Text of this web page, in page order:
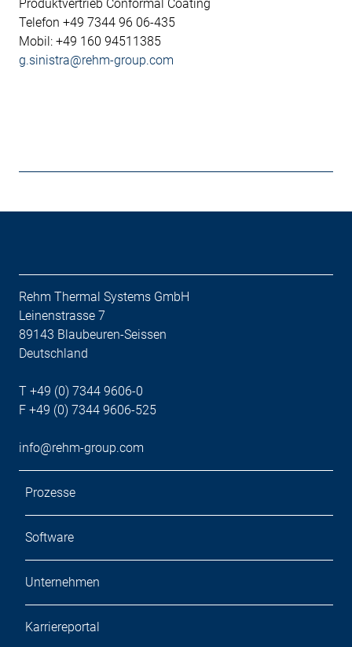
Produktvertrieb Conformal Coating
Telefon +49 7344 96 06-435
Mobil: +49 160 94511385
g.sinistra@rehm-group.com
Rehm Thermal Systems GmbH
Leinenstrasse 7
89143 Blaubeuren-Seissen
Deutschland
T +49 (0) 7344 9606-0
F +49 (0) 7344 9606-525
info@rehm-group.com
Prozesse
Software
Unternehmen
Karriereportal